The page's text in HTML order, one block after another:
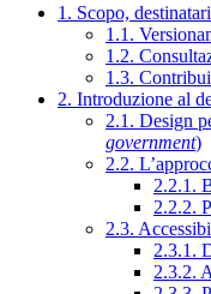
1. Scopo,
1.1.
1.2.
1.3.
2. Introduzione al
2.1. Design
government)
2.2.
2.2.1.
2.2.2.
2.3.
2.3.1.
2.3.2.